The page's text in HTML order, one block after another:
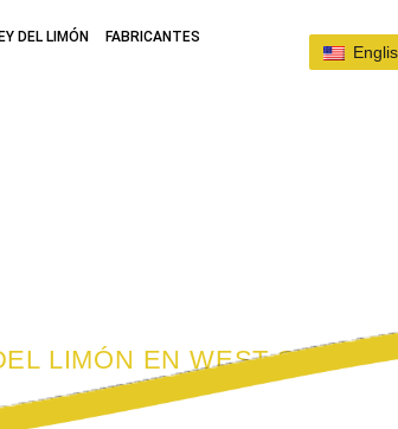
DEL LIMÓN
FABRICANTES
LIMÓN EN WEST